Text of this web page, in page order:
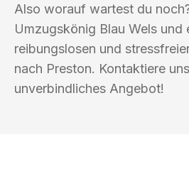
Also worauf wartest du
Umzugskönig Blau Wels und
reibungslosen und
nach Preston. Kontaktiere
unverbindliches Angebot!